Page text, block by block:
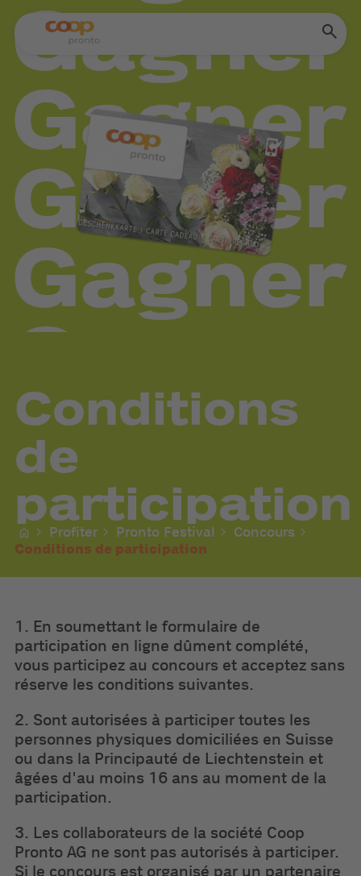
Conditions
de
participation
Profiter Pronto Festival
Concours
Conditions de participation
1. En soumettant le formulaire de
participation en ligne dûment complété,
vous participez au concours et acceptez sans
réserve les conditions suivantes.
2. Sont autorisées à participer toutes les
personnes physiques domiciliées en Suisse
ou dans la Principauté de Liechtenstein et
âgées d'au moins 16 ans au moment de la
participation.
3. Les collaborateurs de la société Coop
Pronto AG ne sont pas autorisés à participer.
Si le concours est organisé par un partenaire